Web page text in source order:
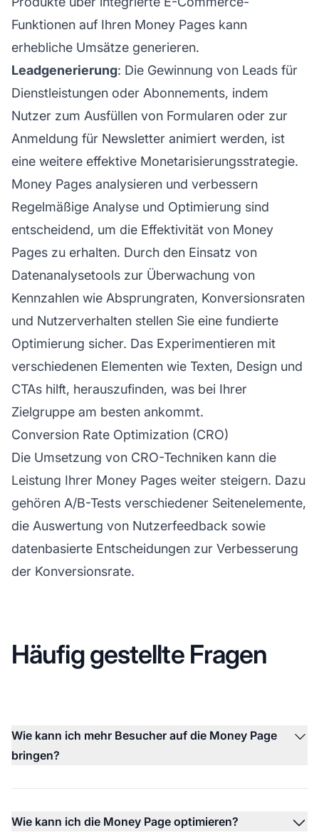
Funktionen auf Ihren Money Pages kann
erhebliche Umsätze generieren.
Leadgenerierung: Die Gewinnung von Leads für
Dienstleistungen oder Abonnements, indem
Nutzer zum Ausfüllen von Formularen oder zur
Anmeldung für Newsletter animiert werden, ist
eine weitere effektive Monetarisierungsstrategie.
Money Pages analysieren und verbessern
Regelmäßige Analyse und Optimierung sind
entscheidend, um die Effektivität von Money
Pages zu erhalten. Durch den Einsatz von
Datenanalysetools zur Überwachung von
Kennzahlen wie Absprungraten, Konversionsraten
und Nutzerverhalten stellen Sie eine fundierte
Optimierung sicher. Das Experimentieren mit
verschiedenen Elementen wie Texten, Design und
CTAs hilft, herauszufinden, was bei Ihrer
Zielgruppe am besten ankommt.
Conversion Rate Optimization (CRO)
Die Umsetzung von CRO-Techniken kann die
Leistung Ihrer Money Pages weiter steigern. Dazu
gehören A/B-Tests verschiedener Seitenelemente,
die Auswertung von Nutzerfeedback sowie
datenbasierte Entscheidungen zur Verbesserung
der Konversionsrate.
Häufig gestellte Fragen
Wie kann ich mehr Besucher auf die Money Page
bringen?
Wie kann ich die Money Page optimieren?